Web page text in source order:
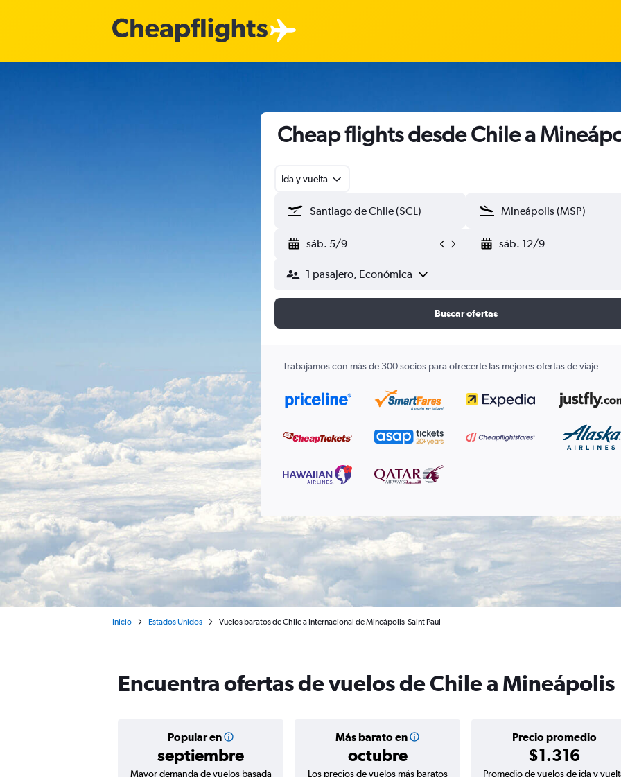
Cheap flights desde Chile a
Ida y vuelta
sáb. 5/9 sáb. 12/9
1 pasajero, Económica
Buscar ofertas
Trabajamos con más de 300 socios para ofrecerte las mejores ofertas de viaje
Inicio Estados Unidos Vuelos baratos de Chile a Internacional de Mineápolis-Saint Paul
Encuentra ofertas de vuelos de Chile a Mineápolis
Popular en
septiembre
Más barato en
octubre
Precio promedio
$1.316
Mayor demanda de vuelos basada
Los precios de vuelos más baratos
Promedio de vuelos de ida y